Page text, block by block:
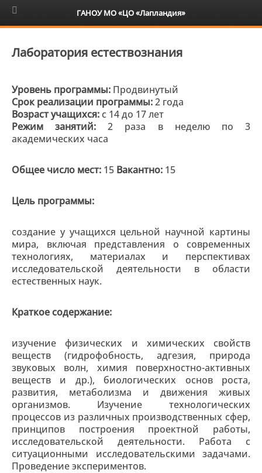
6+
Лаборатория естествознания
Уровень программы: Продвинутый
Срок реализации программы:2 года
Возраст учащихся: с 14 до 17 лет
Режим занятий: 2 раза в неделю по 3
академических часа
Общее число мест: 15 Вакантно: 15
Цель программы:
создание у учащихся цельной научной картины
мира, включая представления о современных
технологиях, материалах и перспективах
исследовательской деятельности в области
естественных наук.
Краткое содержание:
изучение физических и химических свойств
веществ (гидрофобность, адгезия, природа
звуковых волн, химия поверхностно-активных
веществ и др.), биологических основ роста,
развития, метаболизма и движения живых
организмов. Изучение технологических
процессов из различных производственных сфер,
принципов построения проектной работы,
исследовательской деятельности. Работа с
ситуационными исследовательскими задачами.
Проведение экспериментов.
ГАНОУ МО «ЦО «Лапландия»